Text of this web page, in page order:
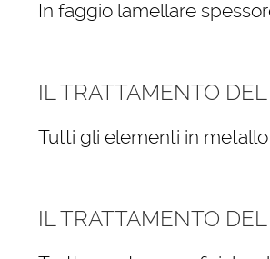
In faggio lamellare
IL TRATTAMENTO
Tutti gli elementi in
IL TRATTAMENTO